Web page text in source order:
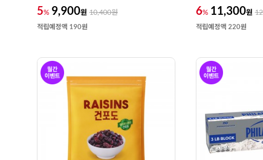
5% 9,900원 10,400원
적립예정액 190원
6% 11,300원
적립예정액 220원